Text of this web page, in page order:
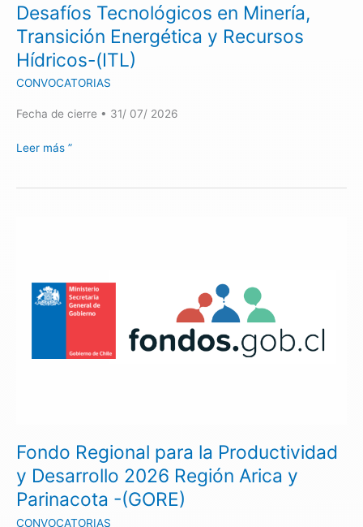
Desafíos Tecnológicos en Minería,
Transición Energética y Recursos
Hídricos-(ITL)
CONVOCATORIAS
Fecha de cierre • 31/ 07/ 2026
Leer más ”
Fondo Regional para la Productividad
y Desarrollo 2026 Región Arica y
Parinacota -(GORE)
CONVOCATORIAS
Productividad
(GORE)